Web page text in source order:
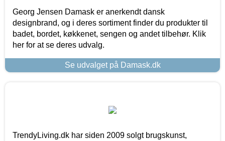
Georg Jensen Damask er anerkendt dansk
designbrand, og i deres sortiment finder du produkter til
badet, bordet, køkkenet, sengen og andet tilbehør. Klik
her for at se deres udvalg.
Se udvalget på Damask.dk
TrendyLiving.dk har siden 2009 solgt brugskunst,